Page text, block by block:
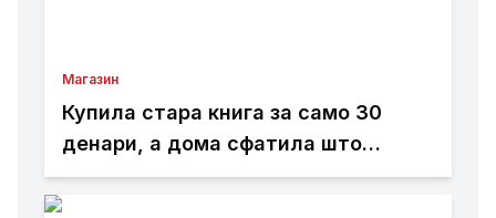
Магазин
Купила стара книга за само 30
денари, а дома сфатила што
всушност пронашла: „Како да